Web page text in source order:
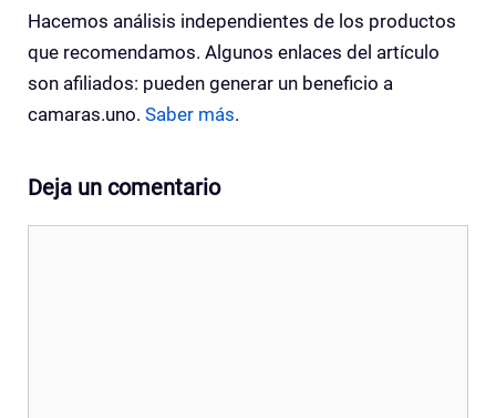
Hacemos análisis independientes de los productos
que recomendamos. Algunos enlaces del artículo
son afiliados: pueden generar un beneficio a
camaras.uno. Saber más.
Deja un comentario